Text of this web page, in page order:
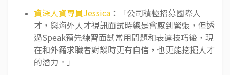
資深人資專員Jessica ：「公司積極招募國際人
才，與海外人才視訊面試時總是會感到緊張，但透
過Speak預先練習面試常用問題和表達技巧後，現
在和外籍求職者對談時更有自信，也更能挖掘人才
的潛力。」